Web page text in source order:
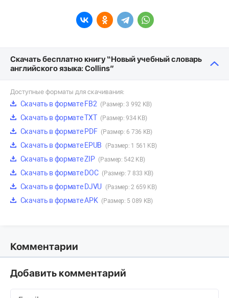
Скачать бесплатно книгу “Новый учебный словарь
английского языка: Collins”
Доступные форматы для скачивания:
Скачать в формате FB2 (Размер: 3 992 KB)
Скачать в формате TXT (Размер: 934 KB)
Скачать в формате PDF (Размер: 6 736 KB)
Скачать в формате EPUB (Размер: 1 561 KB)
Скачать в формате ZIP (Размер: 542 KB)
Скачать в формате DOC (Размер: 7 833 KB)
Скачать в формате DJVU (Размер: 2 659 KB)
Скачать в формате APK (Размер: 5 089 KB)
Комментарии
Добавить комментарий